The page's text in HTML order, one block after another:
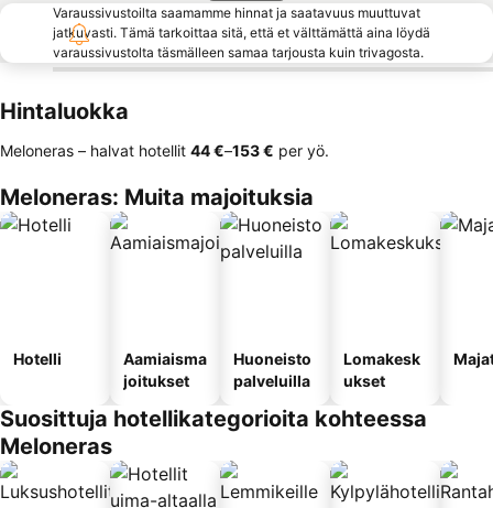
Varaussivustoilta saamamme hinnat ja saatavuus muuttuvat
jatkuvasti. Tämä tarkoittaa sitä, että et välttämättä aina löydä
varaussivustolta täsmälleen samaa tarjousta kuin trivagosta.
Hintaluokka
Meloneras – halvat hotellit ‎44 €–‎153 € per yö.
Meloneras: Muita majoituksia
Hotelli
Aamiaisma
joitukset
Huoneisto
palveluilla
Lomakesk
ukset
Suosittuja hotellikategorioita kohteessa
Meloneras